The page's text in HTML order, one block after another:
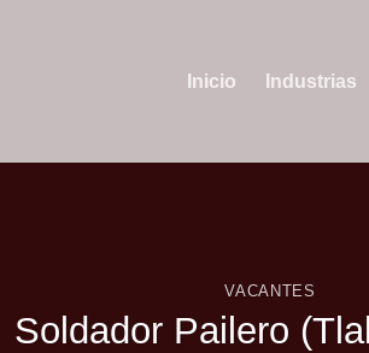
Inicio Industrias
VACANTES
Soldador Pailero